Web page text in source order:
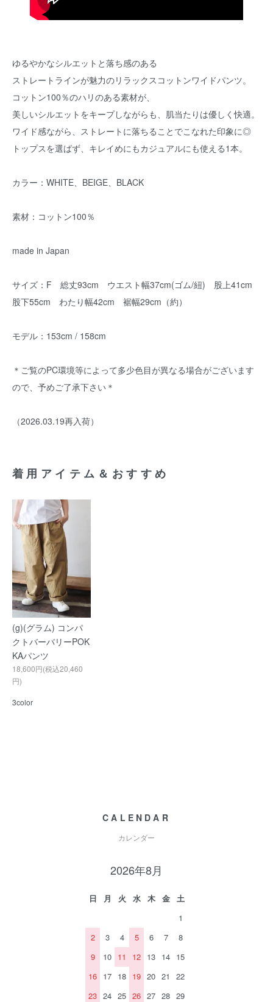
ゆるやかなシルエットと落ち感のある
ストレートラインが魅力のリラックスコットンワイドパンツ。
コットン100％のハリのある素材が、
美しいシルエットをキープしながらも、肌当たりは優しく快適。
ワイド感ながら、ストレートに落ちることでこなれた印象に◎
トップスを選ばず、キレイめにもカジュアルにも使える1本。
カラー：WHITE、BEIGE、BLACK
素材：コットン100％
made in Japan
サイズ：F 総丈93cm ウエスト幅37cm(ゴム/紐) 股上41cm
股下55cm わたり幅42cm 裾幅29cm（約）
モデル：153cm / 158cm
＊ご覧のPC環境等によって多少色目が異なる場合がございます
ので、予めご了承下さい＊
（2026.03.19再入荷）
着用アイテム＆おすすめ
(g)(グラム) コンパ
クトバーバリーPOK
KAパンツ
18,600円(税込20,460
円)
3color
CALENDAR
カレンダー
2026年8月
日 月 火 水 木 金
土
1
2
3 4 5 6 7
8
9
10 11 12 13 14 15
16 17 18 19 20 21
22
23 24 25 26 27 28 29